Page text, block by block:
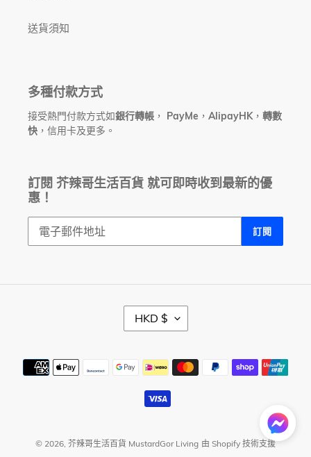
送貨須知
多種付款方式
接受熱門付款方式如銀行轉帳 ， PayMe ， AlipayHK ， 轉數
快 ，信用卡及更多。
訂閱 芥辣哥生活百貨 就可即時收到最新的優
惠！
訂閱
幣
別
HKD $
付
款
方
式
© 2026, 芥辣哥生活百貨 MustardGor Living 由 Shopify 技術支援